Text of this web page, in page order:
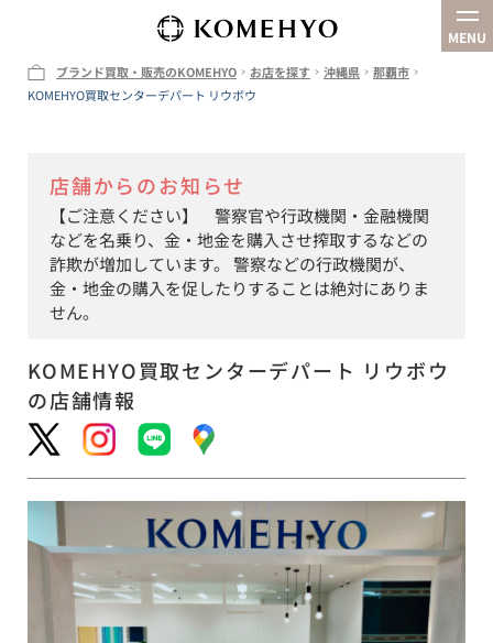
MENU
買取 オンラインストア
ブランド買取・販売のKOMEHYO お店を探す 沖縄県
那覇市
KOMEHYO買取センターデパート リウボウ
店舗からのお知らせ
【ご注意ください】 警察官や行政機関・金融機関
などを名乗り、金・地金を購入させ搾取するなどの
詐欺が増加しています。 警察などの行政機関が、
金・地金の購入を促したりすることは絶対にありま
せん。
KOMEHYO買取センターデパート リウボウ
の店舗情報